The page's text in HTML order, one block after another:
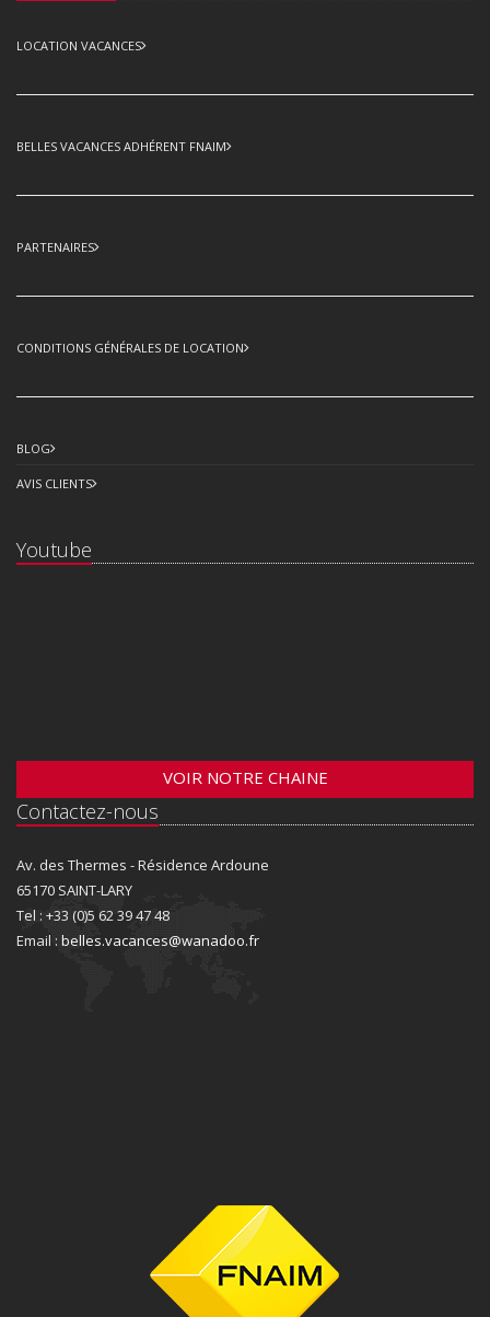
LOCATION VACANCES
BELLES VACANCES ADHÉRENT FNAIM
PARTENAIRES
CONDITIONS GÉNÉRALES DE LOCATION
BLOG
AVIS CLIENTS
Youtube
VOIR NOTRE CHAINE
Contactez-nous
Av. des Thermes - Résidence Ardoune
65170 SAINT-LARY
Tel : +33 (0)5 62 39 47 48
Email : belles.vacances@wanadoo.fr